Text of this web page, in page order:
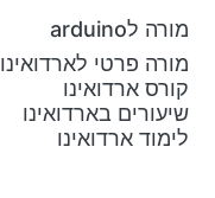
מורה לarduino
מורה פרטי לארדואינו
קורס ארדואינו
שיעורים בארדואינו
לימוד ארדואינו